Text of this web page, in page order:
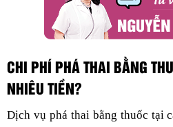
CHI PHÍ PHÁ THAI BẰNG
NHIÊU TIỀN?
Dịch vụ phá thai bằng thuốc tại